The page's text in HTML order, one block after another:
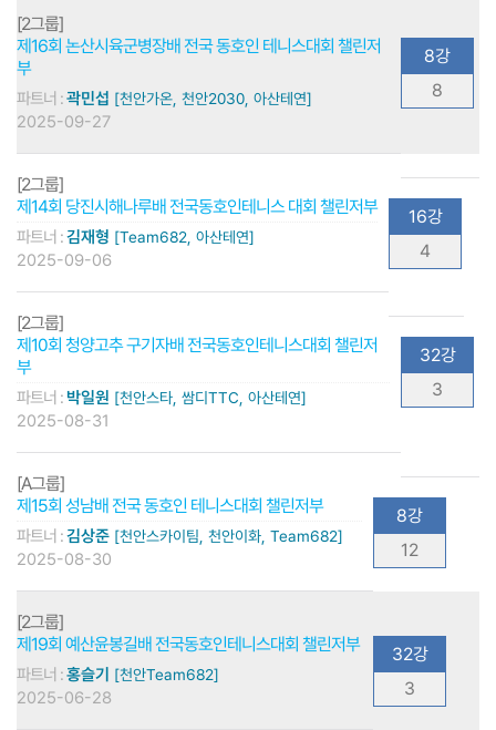
[2그룹]
제16회 논산시육군병장배 전국 동호인 테니스대회 챌린저
부
파트너 :곽민섭 [천안가온, 천안2030, 아산테연]
2025-09-27
8강
8
[2그룹]
제14회 당진시해나루배 전국동호인테니스 대회 챌린저부
파트너 :김재형 [Team682, 아산테연]
2025-09-06
16강
4
[2그룹]
제10회 청양고추 구기자배 전국동호인테니스대회 챌린저
부
파트너 :박일원 [천안스타, 쌈디TTC, 아산테연]
2025-08-31
32강
3
[A그룹]
제15회 성남배 전국 동호인 테니스대회 챌린저부
파트너 :김상준 [천안스카이팀, 천안이화, Team682]
2025-08-30
8강
12
[2그룹]
제19회 예산윤봉길배 전국동호인테니스대회 챌린저부
파트너 :홍슬기 [천안Team682]
2025-06-28
32강
3